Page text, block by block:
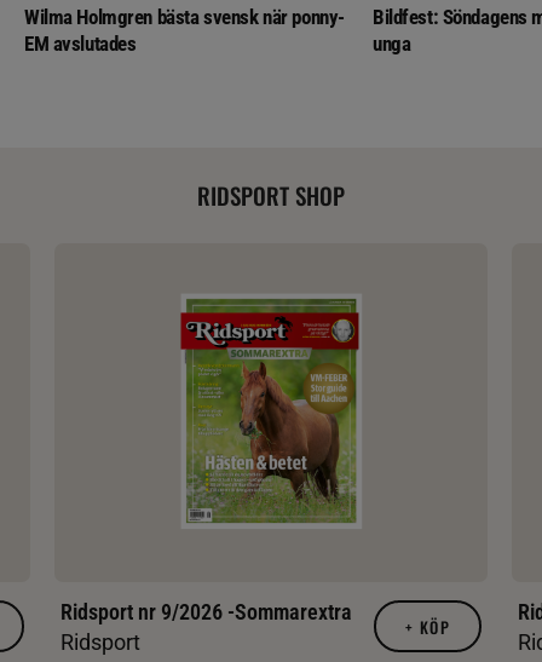
Wilma Holmgren bästa svensk när ponny-
EM avslutades
Bildfest: Söndagens
unga
RIDSPORT SHOP
Ridsport nr 9/2026 -Sommarextra
Ridsport
+ KÖP